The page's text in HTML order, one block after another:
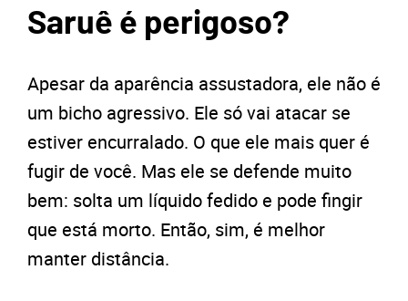
Saruê é perigoso?
Apesar da aparência assustadora, ele não é
um bicho agressivo. Ele só vai atacar se
estiver encurralado. O que ele mais quer é
fugir de você. Mas ele se defende muito
bem: solta um líquido fedido e pode fingir
que está morto. Então, sim, é melhor
manter distância.